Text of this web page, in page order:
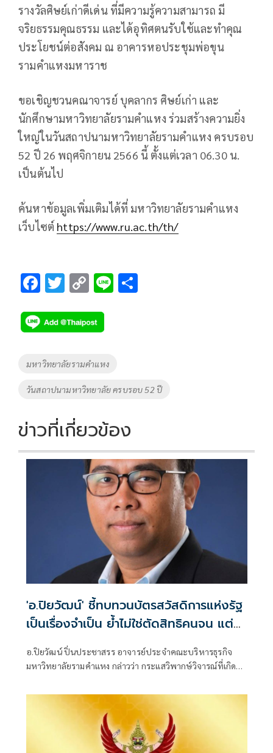
รางวัลศิษย์เก่าดีเด่น ที่มีความรู้ความสามารถ มี
จริยธรรมคุณธรรม และได้อุทิศตนรับใช้และทำคุณ
ประโยชน์ต่อสังคม ณ อาคารหอประชุมพ่อขุน
รามคำแหงมหาราช
ขอเชิญชวนคณาจารย์ บุคลากร ศิษย์เก่า และ
นักศึกษามหาวิทยาลัยรามคำแหง ร่วมสร้างความยิ่ง
ใหญ่ในวันสถาปนามหาวิทยาลัยรามคำแหง ครบรอบ
52 ปี 26 พฤศจิกายน 2566 นี้ ตั้งแต่เวลา 06.30 น.
เป็นต้นไป
ค้นหาข้อมูลเพิ่มเติมได้ที่ มหาวิทยาลัยรามคำแหง
เว็บไซต์ https://www.ru.ac.th/th/
F
e
b
o
k
T
tt
er
C
p
y
Li
k
Li
Tags
มหาวิทยาลัยรามคำแหง
วันสถาปนามหาวิทยาลัย ครบรอบ 52 ปี
ข่าวที่เกี่ยวข้อง
'อ.ปิยวัฒน์' ชี้ทบทวนบัตรสวัสดิการแห่งรัฐ
เป็นเรื่องจำเป็น ย้ำไม่ใช่ตัดสิทธิคนจน แต่
รักษาระบบการคลังประเทศในระยะยาว
อ.ปิยวัฒน์ ปิ่นประชาสรร อาจารย์ประจำคณะบริหารธุรกิจ
มหาวิทยาลัยรามคำแหง กล่าวว่า กระแสวิพากษ์วิจารณ์ที่เกิดขึ้น
เรื่องที่เข้าใจได้ เพราะประชาชนกังวลว่าจะกระทบต่อผู้มีรายได้